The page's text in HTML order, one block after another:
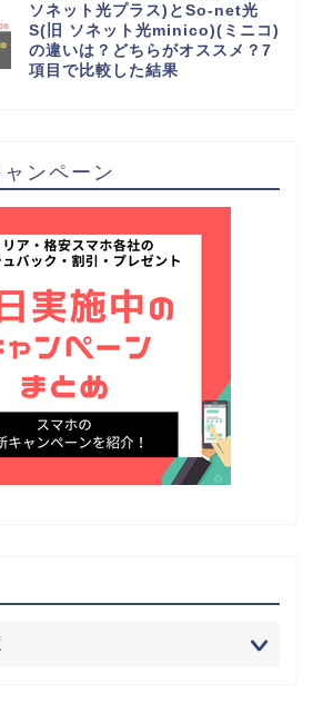
ソネット光プラス)とSo-net光
S(旧 ソネット光minico)(ミニコ)
の違いは？どちらがオススメ？7
項目で比較した結果
ンペーン